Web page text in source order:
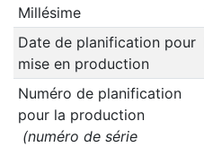
Millésime
Date de planification pour
mise en production
Numéro de planification
pour la production
(numéro de série